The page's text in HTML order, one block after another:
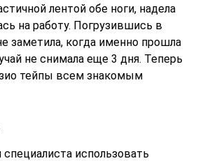
лентой обе ноги, надела
на работу. Погрузившись в
заметила, когда именно прошла
не снимала еще 3 дня. Теперь
тейпы всем знакомым
использовать